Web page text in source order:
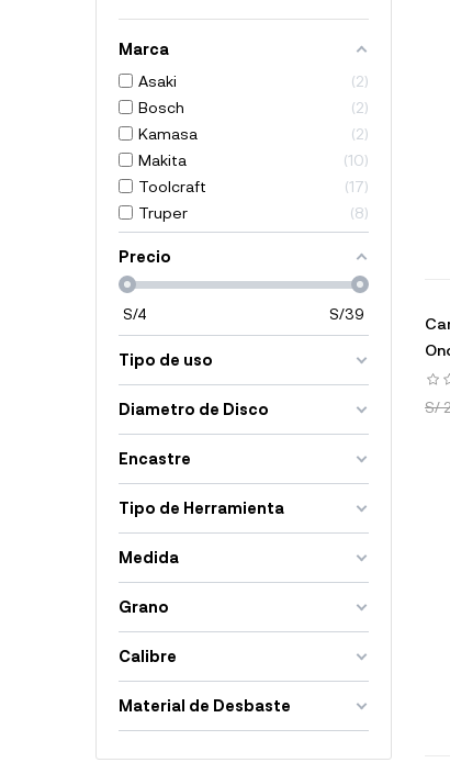
Marca
Asaki
2
Bosch
2
Kamasa
2
Makita
10
Toolcraft
17
Truper
8
Precio
S/4 S/39
Tipo de uso
Diametro de Disco
Encastre
Tipo de Herramienta
Medida
Grano
Calibre
Material de Desbaste
S/